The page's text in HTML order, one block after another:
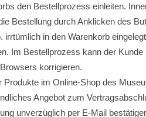
den Bestellprozess einleiten.
Bestellung durch Anklicken des
irrtümlich in den Warenkorb
Im Bestellprozess kann der
korrigieren.
Produkte im Online-Shop des
Angebot zum
unverzüglich per E-Mail